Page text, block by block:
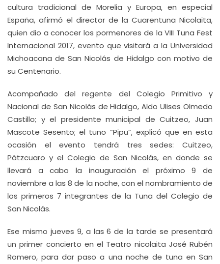
cultura tradicional de Morelia y Europa, en especial
España, afirmó el director de la Cuarentuna Nicolaita,
quien dio a conocer los pormenores de la VIII Tuna Fest
Internacional 2017, evento que visitará a la Universidad
Michoacana de San Nicolás de Hidalgo con motivo de
su Centenario.
Acompañado del regente del Colegio Primitivo y
Nacional de San Nicolás de Hidalgo, Aldo Ulises Olmedo
Castillo; y el presidente municipal de Cuitzeo, Juan
Mascote Sesento; el tuno “Pipu”, explicó que en esta
ocasión el evento tendrá tres sedes: Cuitzeo,
Pátzcuaro y el Colegio de San Nicolás, en donde se
llevará a cabo la inauguración el próximo 9 de
noviembre a las 8 de la noche, con el nombramiento de
los primeros 7 integrantes de la Tuna del Colegio de
San Nicolás.
Ese mismo jueves 9, a las 6 de la tarde se presentará
un primer concierto en el Teatro nicolaita José Rubén
Romero, para dar paso a una noche de tuna en San